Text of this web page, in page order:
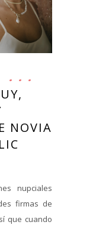
NOVIA
nupciales
firmas de
que cuando